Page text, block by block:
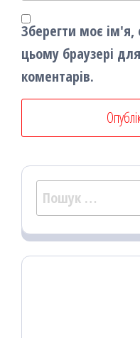
Зберегти моє ім'я,
цьому браузері
коментарів.
Пошук: